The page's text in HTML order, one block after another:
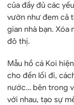
của đầy đủ các
vườn như đem cả
gian nhà bạn.
đô thị.
Mẫu hồ cá Koi
cho đến lối đi,
nước… bên trong
với nhau, tạo sự